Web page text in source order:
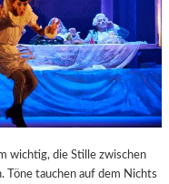
wichtig, die Stille zwischen
Töne tauchen auf dem Nichts